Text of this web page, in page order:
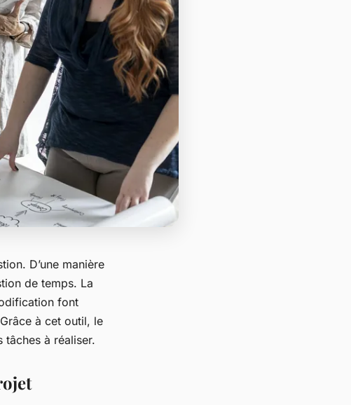
D’une manière
de temps. La
font
à cet outil, le
à réaliser.